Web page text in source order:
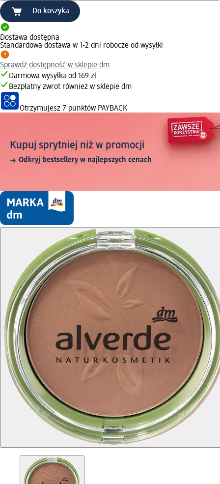
Do koszyka
Dostawa dostępna
Standardowa dostawa w 1-2 dni robocze od wysyłki
Sprawdź dostępność w sklepie dm
Darmowa wysyłka od 169 zł
Bezpłatny zwrot również w sklepie dm
Otrzymujesz 7 punktów PAYBACK
Kupuj sprytniej niż w promocji
Odkryj bestsellery w najlepszych cenach